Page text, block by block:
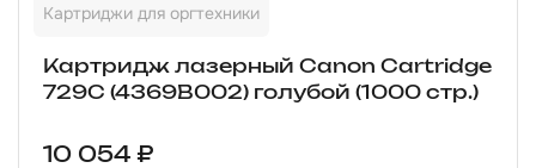
Картриджи для оргтехники
Картридж лазерный Canon Cartridge
729C (4369B002) голубой (1000 стр.)
10 054 ₽